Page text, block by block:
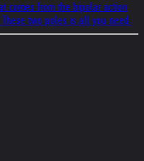
comes from the bipolar action
two poles is all you need.